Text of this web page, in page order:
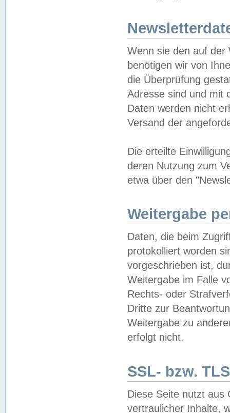
Wenn sie den auf der
benötigen wir von
die Überprüfung
Adresse sind und mit
Daten werden nicht
Versand der
Die erteilte
deren Nutzung zum
etwa über den
Weitergabe
Daten, die beim
protokolliert worden
vorgeschrieben ist,
Weitergabe im Falle
Rechts- oder
Dritte zur
Weitergabe zu
erfolgt nicht.
SSL- bzw.
Diese Seite nutzt aus
vertraulicher Inhalte,